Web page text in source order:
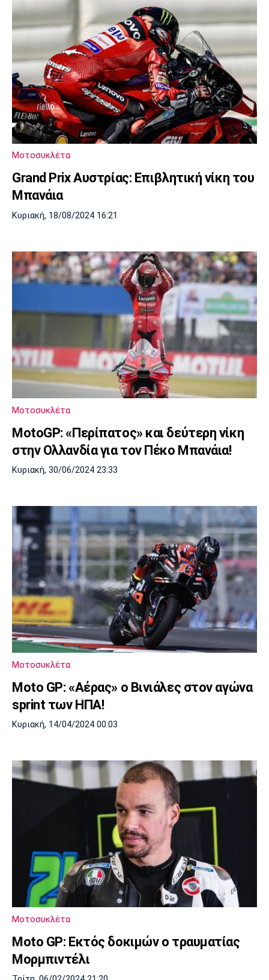
Μοτοσυκλέτα
Grand Prix Aυστρίας: Επιβλητική νίκη του
Μπανάια
Κυριακή, 18/08/2024 16:21
Μοτοσυκλέτα
MotoGP: «Περίπατος» και δεύτερη νίκη
στην Ολλανδία για τον Πέκο Μπανάια!
Κυριακή, 30/06/2024 23:33
Μοτοσυκλέτα
Moto GP: «Αέρας» ο Βινιάλες στον αγώνα
sprint των ΗΠΑ!
Κυριακή, 14/04/2024 00:03
Μοτοσυκλέτα
Moto GP: Eκτός δοκιμών ο τραυματίας
Μορμπιντέλι